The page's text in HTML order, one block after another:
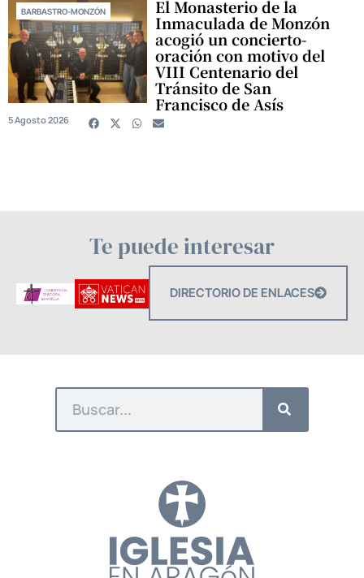
BARBASTRO-MONZÓN El Monasterio de la
Inmaculada de Monzón
acogió un concierto-
oración con motivo del
VIII Centenario del
Tránsito de San
Francisco de Asís
5 Agosto 2026
Te puede interesar
DIRECTORIO DE ENLACES